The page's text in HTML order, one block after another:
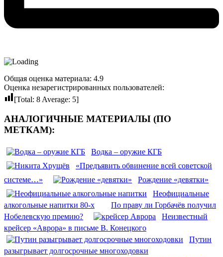
Общая оценка материала: 4.9
Оценка незарегистрированных пользователей:
[Total: 8 Average: 5]
АНАЛОГИЧНЫЕ МАТЕРИАЛЫ (ПО
МЕТКАМ):
Водка ‒ оружие КГБ
«Предъявить обвинение всей советской
системе…»
Рождение «девятки»
Неофициальные
алкогольные напитки 80-х
По праву ли Горбачёв получил
Нобелевскую премию?
Неизвестный
крейсер «Аврора» в письме В. Конецкого
Путин
разыгрывает долгосрочные многоходовки